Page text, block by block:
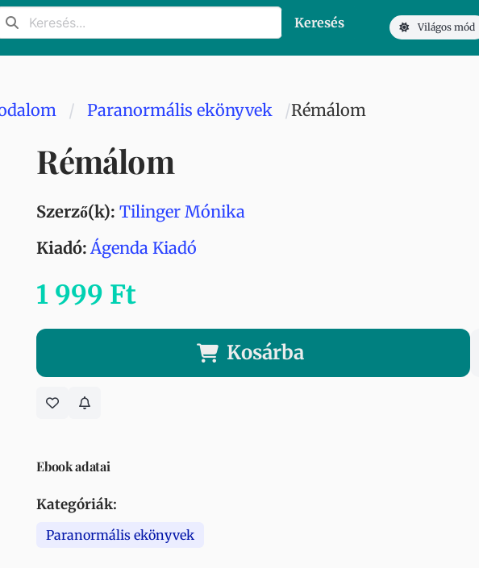
Keresés Világos mód
Paranormális ekönyvek Rémálom
Rémálom
Szerző(k): Tilinger Mónika
Kiadó: Ágenda Kiadó
1 999 Ft
Kosárba
Ebook adatai
Kategóriák:
Paranormális ekönyvek